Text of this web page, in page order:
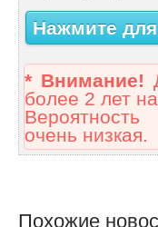
Нажмите
* Внимание!
более 2 лет
очень низкая.
Похожие